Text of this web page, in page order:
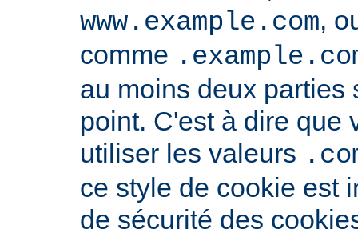
www.example.com,
comme
au moins deux parties
point. C'est à dire que
utiliser les valeurs
ce style de cookie est
de sécurité des